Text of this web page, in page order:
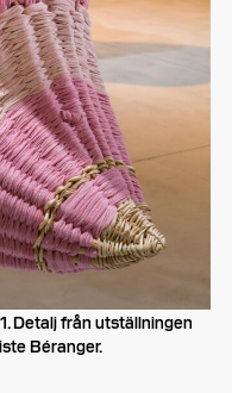
Detalj från utställningen
Béranger.